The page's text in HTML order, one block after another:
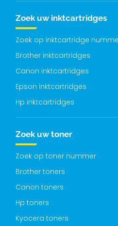
Zoek uw inktcartridges
Zoek op inktcartridge
Brother inktcartridges
Canon inktcartridges
Epson inktcartridges
Hp inktcartridges
Zoek uw toner
Zoek op toner nummer
Brother toners
Canon toners
Hp toners
Kyocera toners